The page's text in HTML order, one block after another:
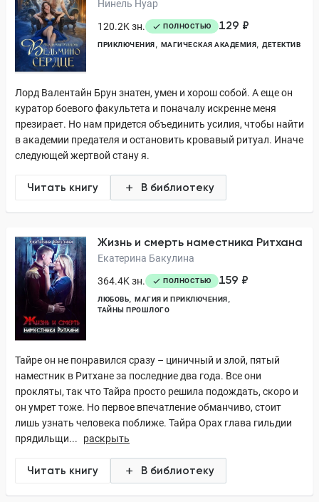
Нинель Нуар
120.2K зн.
ПОЛНОСТЬЮ 129 ₽
ПРИКЛЮЧЕНИЯ МАГИЧЕСКАЯ АКАДЕМИЯ ДЕТЕКТИВ
Лорд Валентайн Брун знатен, умен и хорош собой. А еще он
куратор боевого факультета и поначалу искренне меня
презирает. Но нам придется объединить усилия, чтобы найти
в академии предателя и остановить кровавый ритуал. Иначе
следующей жертвой стану я.
Читать книгу В библиотеку
Жизнь и смерть наместника Ритхана
Екатерина Бакулина
364.4K зн.
ПОЛНОСТЬЮ 159 ₽
ЛЮБОВЬ
МАГИЯ И ПРИКЛЮЧЕНИЯ
ТАЙНЫ ПРОШЛОГО
Тайре он не понравился сразу – циничный и злой, пятый
наместник в Ритхане за последние два года. Все они
прокляты, так что Тайра просто решила подождать, скоро и
он умрет тоже. Но первое впечатление обманчиво, стоит
лишь узнать человека поближе. Тайра Орах глава гильдии
прядильщи...
раскрыть
Читать книгу В библиотеку